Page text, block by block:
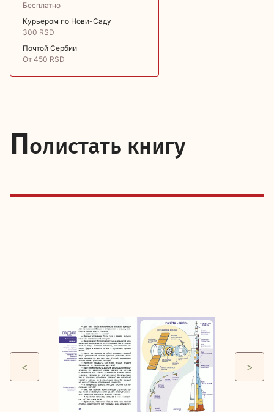
Бесплатно
Курьером по Нови-Саду
300 RSD
Почтой Сербии
От 450 RSD
Полистать книгу